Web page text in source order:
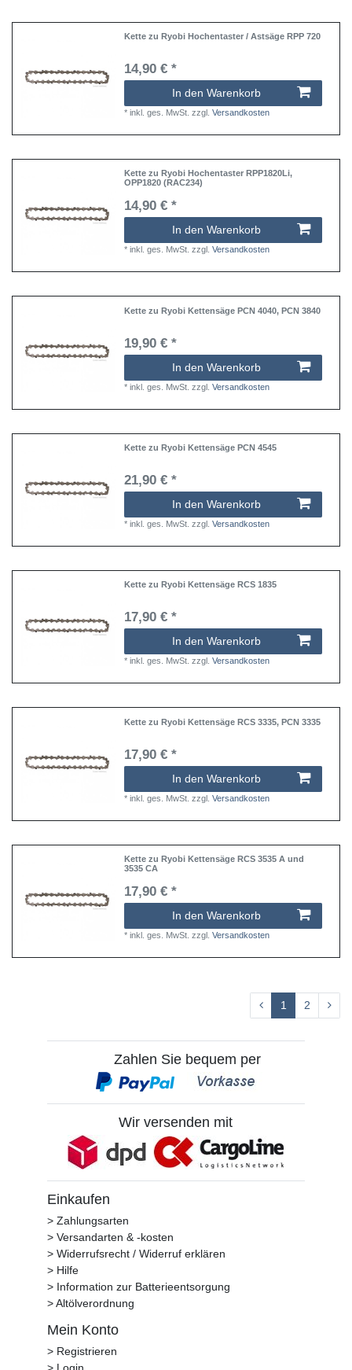
Kette zu Ryobi Hochentaster / Astsäge RPP 720
14,90 € *
In den Warenkorb
*inkl. ges. MwSt. zzgl.Versandkosten
Kette zu Ryobi Hochentaster RPP1820Li,
OPP1820 (RAC234)
14,90 € *
In den Warenkorb
*inkl. ges. MwSt. zzgl.Versandkosten
Kette zu Ryobi Kettensäge PCN 4040, PCN 3840
19,90 € *
In den Warenkorb
*inkl. ges. MwSt. zzgl.Versandkosten
Kette zu Ryobi Kettensäge PCN 4545
21,90 € *
In den Warenkorb
*inkl. ges. MwSt. zzgl.Versandkosten
Kette zu Ryobi Kettensäge RCS 1835
17,90 € *
In den Warenkorb
*inkl. ges. MwSt. zzgl.Versandkosten
Kette zu Ryobi Kettensäge RCS 3335, PCN 3335
17,90 € *
In den Warenkorb
*inkl. ges. MwSt. zzgl.Versandkosten
Kette zu Ryobi Kettensäge RCS 3535 A und
3535 CA
17,90 € *
In den Warenkorb
*inkl. ges. MwSt. zzgl.Versandkosten
1 2
Zahlen Sie bequem per
Wir versenden mit
Einkaufen
> Zahlungsarten
> Versandarten & -kosten
> Widerrufsrecht / Widerruf erklären
> Hilfe
> Information zur Batterieentsorgung
> Altölverordnung
Mein Konto
> Registrieren